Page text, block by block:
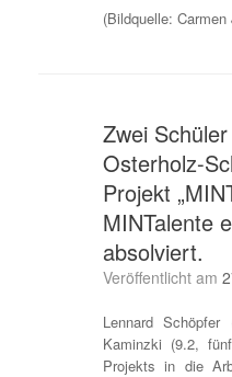
(Bildquelle:
Zwei
Osterholz-
Projekt
MINTalente
absolviert.
Veröffentlicht am
Lennard
Kaminzki (9.2,
Projekts in die